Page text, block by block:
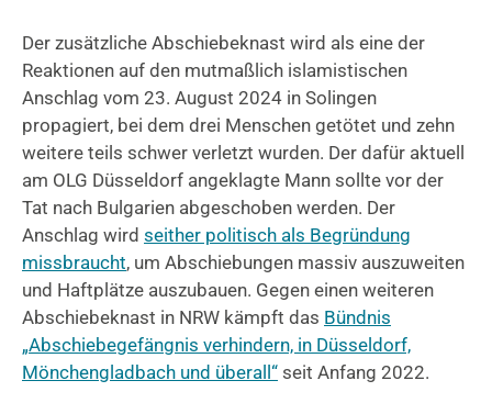
Der zusätzliche Abschiebeknast wird als eine der
Reaktionen auf den mutmaßlich islamistischen
Anschlag vom 23. August 2024 in Solingen
propagiert, bei dem drei Menschen getötet und zehn
weitere teils schwer verletzt wurden. Der dafür aktuell
am OLG Düsseldorf angeklagte Mann sollte vor der
Tat nach Bulgarien abgeschoben werden. Der
Anschlag wird seither politisch als Begründung
missbraucht, um Abschiebungen massiv auszuweiten
und Haftplätze auszubauen. Gegen einen weiteren
Abschiebeknast in NRW kämpft das Bündnis
„Abschiebegefängnis verhindern, in Düsseldorf,
Mönchengladbach und überall“ seit Anfang 2022.